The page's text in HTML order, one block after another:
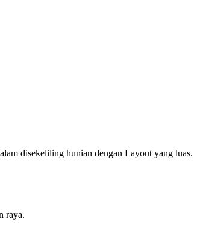
disekeliling hunian dengan Layout yang luas.
raya.